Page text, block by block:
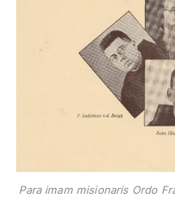
Para imam misionaris Ordo